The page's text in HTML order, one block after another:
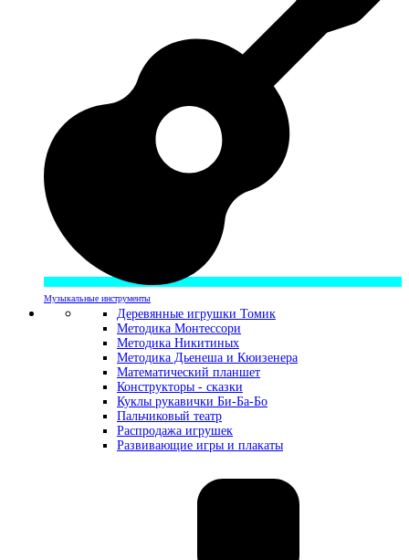
Музыкальные инструменты
Деревянные игрушки Томик
Методика Монтессори
Методика Никитиных
Методика Дьенеша и Кюизенера
Математический планшет
Конструкторы - сказки
Куклы рукавички Би-Ба-Бо
Пальчиковый театр
Распродажа игрушек
Развивающие игры и плакаты